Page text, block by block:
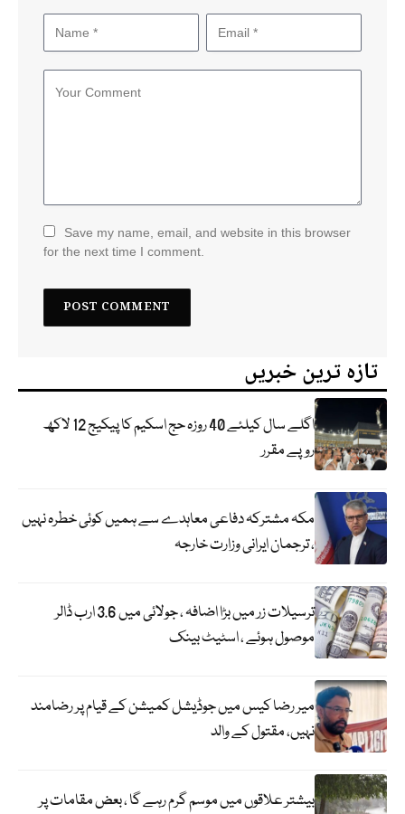
Save my name, email, and website in this browser
for the next time I comment.
تازہ ترین خبریں
اگلے سال کیلئے 40 روزہ حج اسکیم کا پیکیج 12 لاکھ
روپے مقرر
مکہ مشترکہ دفاعی معاہدے سے ہمیں کوئی خطرہ نہیں
، ترجمان ایرانی وزارت خارجہ
ترسیلات زر میں بڑا اضافہ ، جولائی میں 3.6 ارب ڈالر
موصول ہوئے ، اسٹیٹ بینک
میر رضا کیس میں جوڈیشل کمیشن کے قیام پر رضامند
نہیں، مقتول کے والد
بیشتر علاقوں میں موسم گرم رہے گا ، بعض مقامات پر